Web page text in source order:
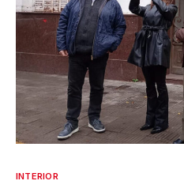
INTERIOR